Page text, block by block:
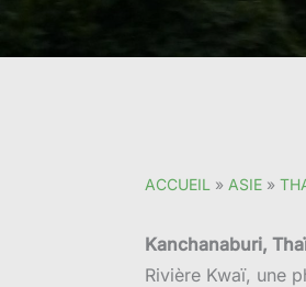
ACCUEIL » ASIE »
Kanchanaburi,
Rivière Kwaï, une